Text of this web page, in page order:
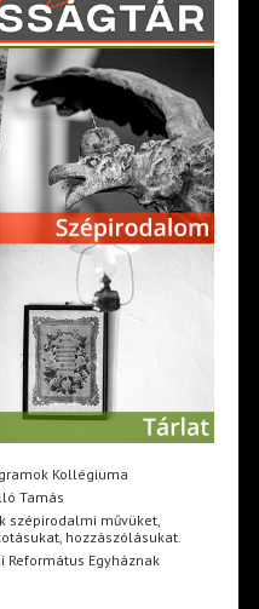
Kollégiuma
Tamás
szépirodalmi művüket,
hozzászólásukat.
Református Egyháznak